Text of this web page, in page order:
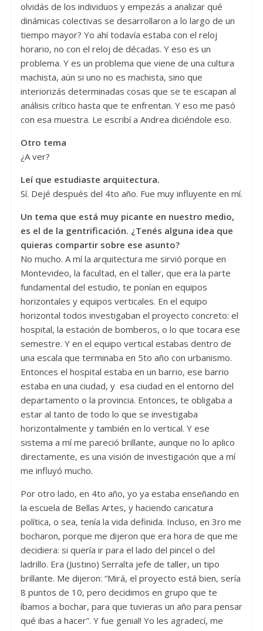
olvidás de los individuos y empezás a analizar qué
dinámicas colectivas se desarrollaron a lo largo de un
tiempo mayor? Yo ahí todavía estaba con el reloj
horario, no con el reloj de décadas. Y eso es un
problema. Y es un problema que viene de una cultura
machista, aún si uno no es machista, sino que
interiorizás determinadas cosas que se te escapan al
análisis crítico hasta que te enfrentan. Y eso me pasó
con esa muestra. Le escribí a Andrea diciéndole eso.
Otro tema
¿A ver?
Leí que estudiaste arquitectura.
Sí. Dejé después del 4to año. Fue muy influyente en mí.
Un tema que está muy picante en nuestro medio,
es el de la gentrificación. ¿Tenés alguna idea que
quieras compartir sobre ese asunto?
No mucho. A mí la arquitectura me sirvió porque en
Montevideo, la facultad, en el taller, que era la parte
fundamental del estudio, te ponían en equipos
horizontales y equipos verticales. En el equipo
horizontal todos investigaban el proyecto concreto: el
hospital, la estación de bomberos, o lo que tocara ese
semestre. Y en el equipo vertical estabas dentro de
una escala que terminaba en 5to año con urbanismo.
Entonces el hospital estaba en un barrio, ese barrio
estaba en una ciudad, y esa ciudad en el entorno del
departamento o la provincia. Entonces, te obligaba a
estar al tanto de todo lo que se investigaba
horizontalmente y también en lo vertical. Y ese
sistema a mí me pareció brillante, aunque no lo aplico
directamente, es una visión de investigación que a mí
me influyó mucho.
Por otro lado, en 4to año, yo ya estaba enseñando en
la escuela de Bellas Artes, y haciendo caricatura
política, o sea, tenía la vida definida. Incluso, en 3ro me
bocharon, porque me dijeron que era hora de que me
decidiera: si quería ir para el lado del pincel o del
ladrillo. Era (Justino) Serralta jefe de taller, un tipo
brillante. Me dijeron: “Mirá, el proyecto está bien, sería
8 puntos de 10, pero decidimos en grupo que te
íbamos a bochar, para que tuvieras un año para pensar
qué ibas a hacer”. Y fue genial! Yo les agradecí, me